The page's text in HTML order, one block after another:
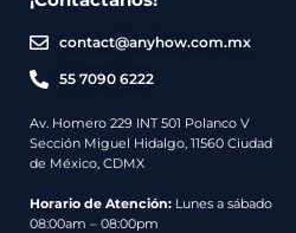
contact@anyhow.com.mx
55 7090 6222
Av. Homero 229 INT 501 Polanco V
Sección Miguel Hidalgo, 11560 Ciudad
de México, CDMX
Horario de Atención: Lunes a sábado
08:00am – 08:00pm
Envíos
Métodos
de
Contacto